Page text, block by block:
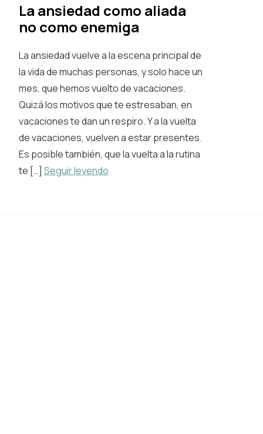
La ansiedad como aliada
no como enemiga
La ansiedad vuelve a la escena principal de
la vida de muchas personas, y solo hace un
mes, que hemos vuelto de vacaciones.
Quizá los motivos que te estresaban, en
vacaciones te dan un respiro. Y a la vuelta
de vacaciones, vuelven a estar presentes.
Es posible también, que la vuelta a la rutina
te […] Seguir leyendo